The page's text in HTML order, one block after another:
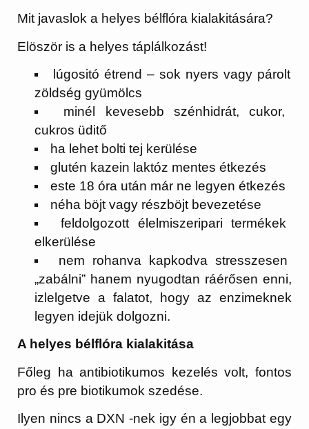
Mit javaslok a helyes bélflóra kialakitására?
Elöször is a helyes táplálkozást!
lúgositó étrend – sok nyers vagy párolt
zöldség gyümölcs
minél kevesebb szénhidrát, cukor,
cukros üditő
ha lehet bolti tej kerülése
glutén kazein laktóz mentes étkezés
este 18 óra után már ne legyen étkezés
néha böjt vagy részböjt bevezetése
feldolgozott élelmiszeripari termékek
elkerülése
nem rohanva kapkodva stresszesen
„zabálni” hanem nyugodtan ráérősen enni,
izlelgetve a falatot, hogy az enzimeknek
legyen idejük dolgozni.
A helyes bélflóra kialakitása
Főleg ha antibiotikumos kezelés volt, fontos
pro és pre biotikumok szedése.
Ilyen nincs a DXN -nek igy én a legjobbat egy